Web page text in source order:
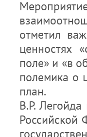
отметил
ценностях
поле» и «в
полемика о
план.
В.Р.